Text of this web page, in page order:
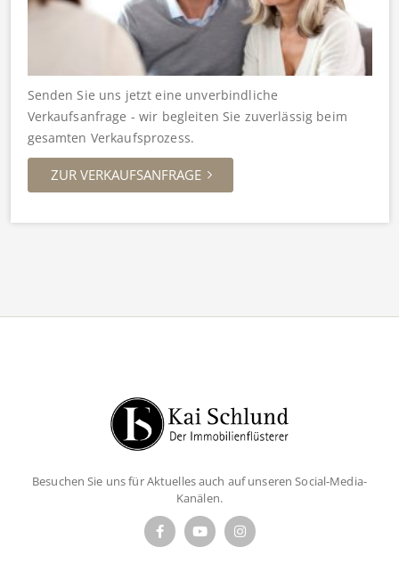
Senden Sie uns jetzt eine unverbindliche
Verkaufsanfrage - wir begleiten Sie zuverlässig beim
gesamten Verkaufsprozess.
ZUR VERKAUFSANFRAGE
Besuchen Sie uns für Aktuelles auch auf unseren Social-Media-
Kanälen.